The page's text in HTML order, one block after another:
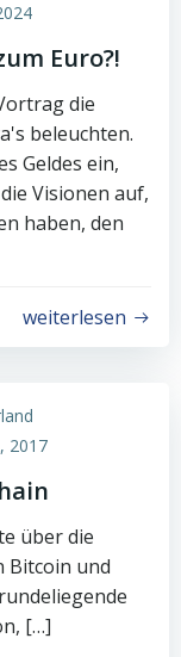
Euro?!
die
beleuchten.
Geldes ein,
Visionen auf,
haben, den
weiterlesen
2017
über die
Bitcoin und
[…]